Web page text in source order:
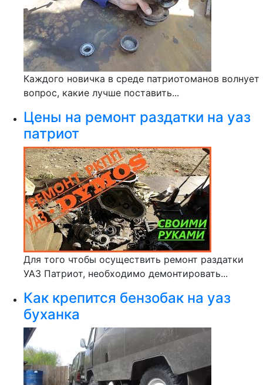
Каждого новичка в среде патриотоманов волнует
вопрос, какие лучше поставить...
Цены на ремонт раздатки на уаз
патриот
Для того чтобы осуществить ремонт раздатки
УАЗ Патриот, необходимо демонтировать...
Как крепится бензобак на уаз
буханка